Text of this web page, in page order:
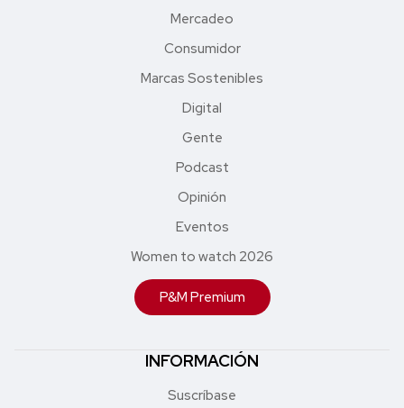
Mercadeo
Consumidor
Marcas Sostenibles
Digital
Gente
Podcast
Opinión
Eventos
Women to watch 2026
P&M Premium
INFORMACIÓN
Suscríbase